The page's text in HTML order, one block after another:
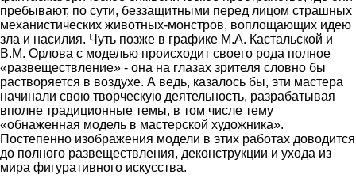
пребывают, по сути, беззащитными перед лицом страшных
механистических животных-монстров, воплощающих идею
зла и насилия. Чуть позже в графике М.А. Кастальской и
В.М. Орлова с моделью происходит своего рода полное
«развеществление» - она на глазах зрителя словно бы
растворяется в воздухе. А ведь, казалось бы, эти мастера
начинали свою творческую деятельность, разрабатывая
вполне традиционные темы, в том числе тему
«обнаженная модель в мастерской художника».
Постепенно изображения модели в этих работах доводится
до полного развеществления, деконструкции и ухода из
мира фигуративного искусства.